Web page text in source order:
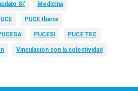
Si’ Medicina
PUCE Ibarra
PUCESI PUCE TEC
Vinculación con la colectividad